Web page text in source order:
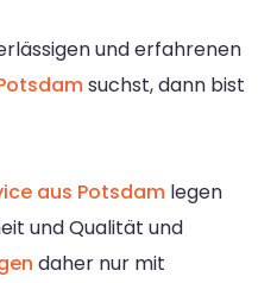
und erfahrenen
suchst, dann bist
aus Potsdam legen
und Qualität und
daher nur mit